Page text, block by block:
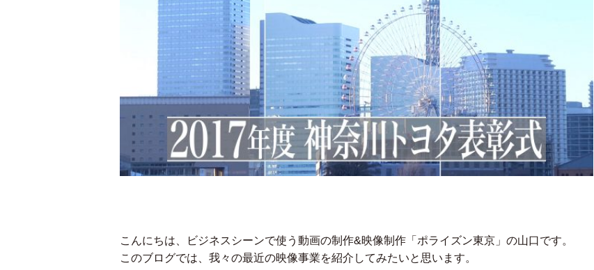
こんにちは、ビジネスシーンで使う動画の制作&映像制作「ポライズン東京」の山口です。
このブログでは、我々の最近の映像事業を紹介してみたいと思います。